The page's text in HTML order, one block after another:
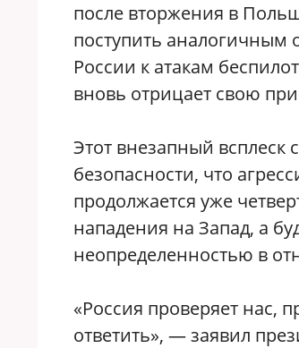
после вторжения в
поступить аналогичным
России к атакам
вновь отрицает свою
Этот внезапный всплеск
безопасности, что
продолжается уже
нападения на Запад, а
неопределенностью в
«Россия проверяет нас,
ответить», — заявил